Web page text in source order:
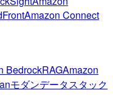
Amazon Connect
BedrockRAGAmazon
モダンデータスタック